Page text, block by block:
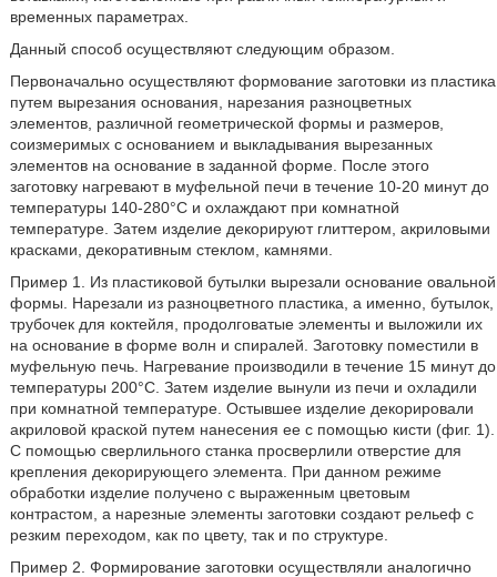
временных параметрах.
Данный способ осуществляют следующим образом.
Первоначально осуществляют формование заготовки из пластика
путем вырезания основания, нарезания разноцветных
элементов, различной геометрической формы и размеров,
соизмеримых с основанием и выкладывания вырезанных
элементов на основание в заданной форме. После этого
заготовку нагревают в муфельной печи в течение 10-20 минут до
температуры 140-280°С и охлаждают при комнатной
температуре. Затем изделие декорируют глиттером, акриловыми
красками, декоративным стеклом, камнями.
Пример 1. Из пластиковой бутылки вырезали основание овальной
формы. Нарезали из разноцветного пластика, а именно, бутылок,
трубочек для коктейля, продолговатые элементы и выложили их
на основание в форме волн и спиралей. Заготовку поместили в
муфельную печь. Нагревание производили в течение 15 минут до
температуры 200°С. Затем изделие вынули из печи и охладили
при комнатной температуре. Остывшее изделие декорировали
акриловой краской путем нанесения ее с помощью кисти (фиг. 1).
С помощью сверлильного станка просверлили отверстие для
крепления декорирующего элемента. При данном режиме
обработки изделие получено с выраженным цветовым
контрастом, а нарезные элементы заготовки создают рельеф с
резким переходом, как по цвету, так и по структуре.
Пример 2. Формирование заготовки осуществляли аналогично